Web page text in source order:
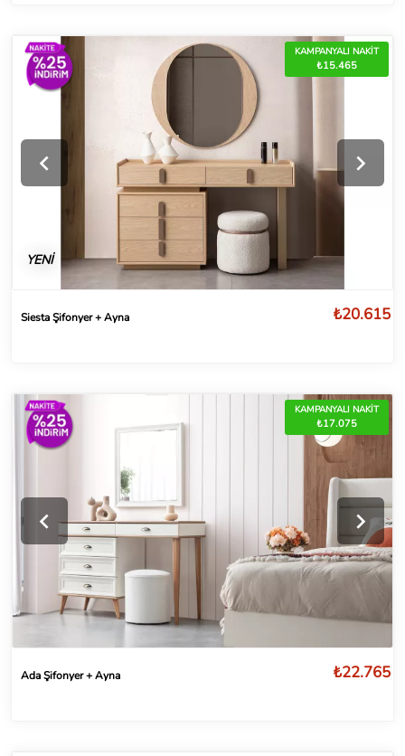
KAMPANYALI NAKİT
₺15.465
YENİ
Siesta Şifonyer + Ayna ₺20.615
KAMPANYALI NAKİT
₺17.075
Ada Şifonyer + Ayna ₺22.765